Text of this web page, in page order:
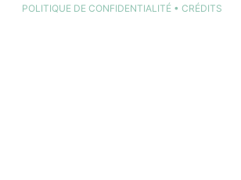
POLITIQUE DE CONFIDENTIALITÉ •CRÉDITS